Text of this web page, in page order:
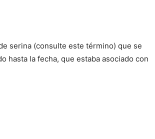
serina (consulte este término) que se
hasta la fecha, que estaba asociado con